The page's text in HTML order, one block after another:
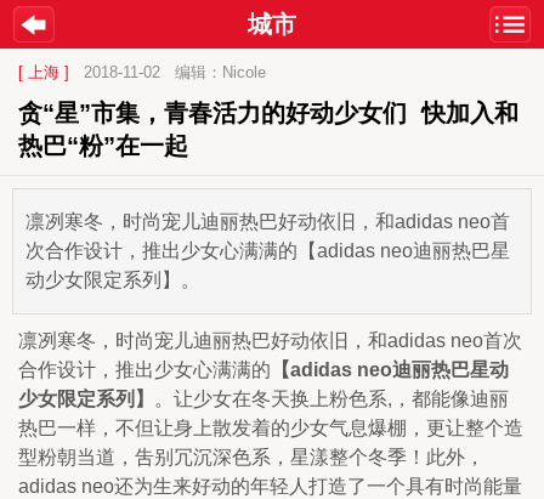
城市
[ 上海 ] 2018-11-02 编辑：Nicole
贪“星”市集，青春活力的好动少女们  快加入和
热巴“粉”在一起
凛冽寒冬，时尚宠儿迪丽热巴好动依旧，和adidas neo首
次合作设计，推出少女心满满的【adidas neo迪丽热巴星
动少女限定系列】。
凛冽寒冬，时尚宠儿迪丽热巴好动依旧，和adidas neo首次
合作设计，推出少女心满满的 【adidas neo迪丽热巴星动
少女限定系列】
。让少女在冬天换上粉色系,，都能像迪丽
热巴一样，不但让身上散发着的少女气息爆棚，更让整个造
型粉朝当道，吿别冗沉深色系，星漾整个冬季！此外，
adidas neo还为生来好动的年轻人打造了一个具有时尚能量